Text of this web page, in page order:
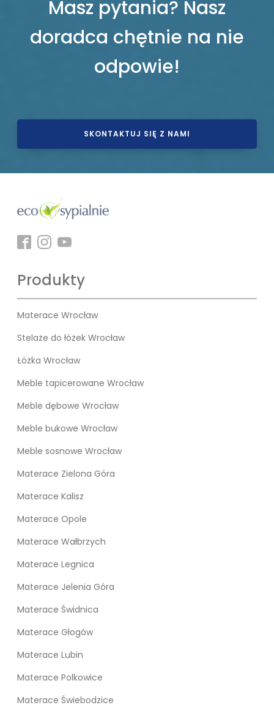
Masz pytania? Nasz
doradca chętnie na nie
odpowie!
SKONTAKTUJ SIĘ Z NAMI
Produkty
Materace Wrocław
Stelaże do łóżek Wrocław
Łóżka Wrocław
Meble tapicerowane Wrocław
Meble dębowe Wrocław
Meble bukowe Wrocław
Meble sosnowe Wrocław
Materace Zielona Góra
Materace Kalisz
Materace Opole
Materace Wałbrzych
Materace Legnica
Materace Jelenia Góra
Materace Świdnica
Materace Głogów
Materace Lubin
Materace Polkowice
Materace Świebodzice